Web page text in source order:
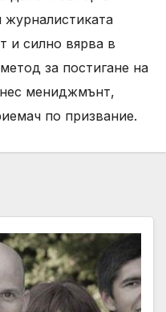
и силно вярва в
за постигане на
мениджмънт,
по призвание.